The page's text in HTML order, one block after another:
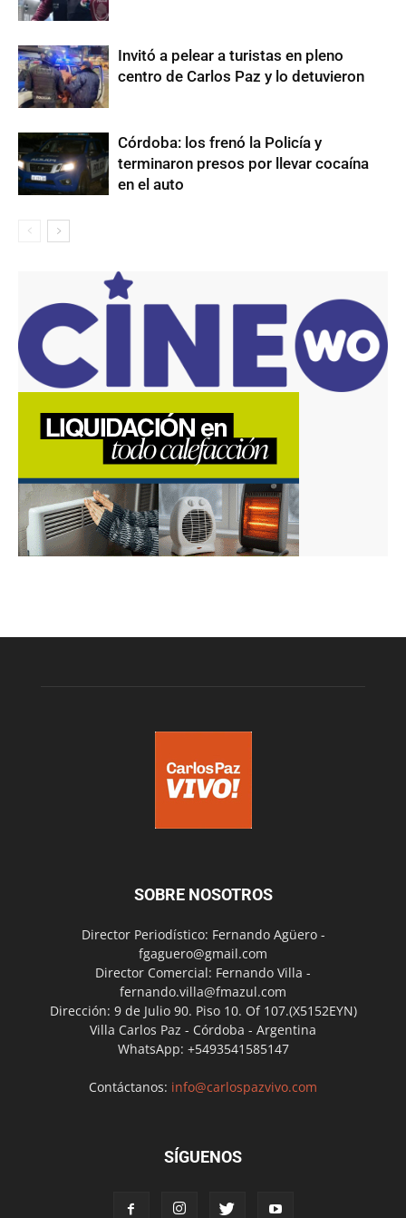
Invitó a pelear a turistas en pleno
centro de Carlos Paz y lo detuvieron
Córdoba: los frenó la Policía y
terminaron presos por llevar cocaína
en el auto
SOBRE NOSOTROS
Director Periodístico: Fernando Agüero -
fgaguero@gmail.com
Director Comercial: Fernando Villa -
fernando.villa@fmazul.com
Dirección: 9 de Julio 90. Piso 10. Of 107.(X5152EYN)
Villa Carlos Paz - Córdoba - Argentina
WhatsApp: +5493541585147
Contáctanos: info@carlospazvivo.com
SÍGUENOS